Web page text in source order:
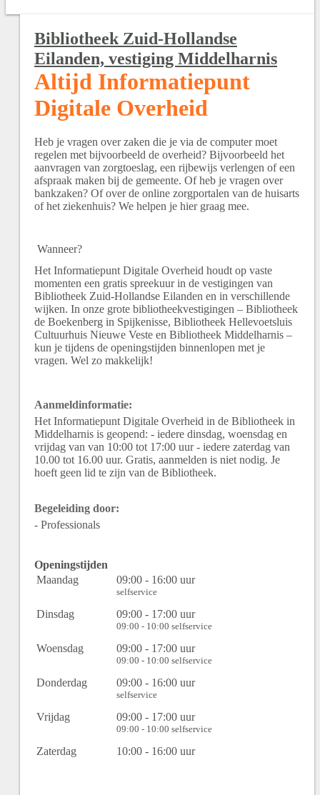
Bibliotheek Zuid-Hollandse
Eilanden, vestiging Middelharnis
Altijd Informatiepunt
Digitale Overheid
Heb je vragen over zaken die je via de computer moet
regelen met bijvoorbeeld de overheid? Bijvoorbeeld het
aanvragen van zorgtoeslag, een rijbewijs verlengen of een
afspraak maken bij de gemeente. Of heb je vragen over
bankzaken? Of over de online zorgportalen van de huisarts
of het ziekenhuis? We helpen je hier graag mee.
Wanneer?
Het Informatiepunt Digitale Overheid houdt op vaste
momenten een gratis spreekuur in de vestigingen van
Bibliotheek Zuid-Hollandse Eilanden en in verschillende
wijken. In onze grote bibliotheekvestigingen – Bibliotheek
de Boekenberg in Spijkenisse, Bibliotheek Hellevoetsluis
Cultuurhuis Nieuwe Veste en Bibliotheek Middelharnis –
kun je tijdens de openingstijden binnenlopen met je
vragen. Wel zo makkelijk!
Aanmeldinformatie:
Het Informatiepunt Digitale Overheid in de Bibliotheek in
Middelharnis is geopend: - iedere dinsdag, woensdag en
vrijdag van van 10:00 tot 17:00 uur - iedere zaterdag van
10.00 tot 16.00 uur. Gratis, aanmelden is niet nodig. Je
hoeft geen lid te zijn van de Bibliotheek.
Begeleiding door:
- Professionals
Openingstijden
Maandag
09:00 - 16:00 uur
selfservice
Dinsdag 09:00 - 17:00 uur
09:00 - 10:00 selfservice
Woensdag 09:00 - 17:00 uur
09:00 - 10:00 selfservice
Donderdag 09:00 - 16:00 uur
selfservice
Vrijdag 09:00 - 17:00 uur
09:00 - 10:00 selfservice
Zaterdag 10:00 - 16:00 uur